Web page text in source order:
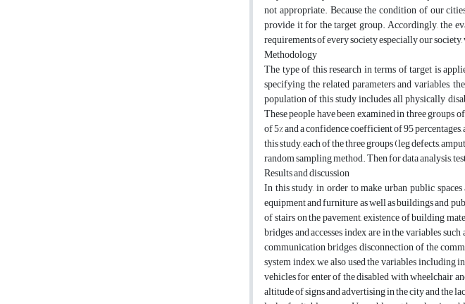
not appropriate. Because the condition of our
provide it for the target group. Accordingly, the
requirements of every society especially our
Methodology
The type of this research in terms of target is
specifying the related parameters and variables,
population of this study includes all physically
These people have been examined in three
of 5% and a confidence coefficient of 95
this study, each of the three groups (leg defects,
random sampling method. Then for data analysis,
Results and discussion
In this study, in order to make urban public
equipment and furniture as well as buildings and
of stairs on the pavement, existence of building
bridges and accesses index are in the variables
communication bridges, disconnection of the
system index, we also used the variables
vehicles for enter of the disabled with wheelchair
altitude of signs and advertising in the city and the